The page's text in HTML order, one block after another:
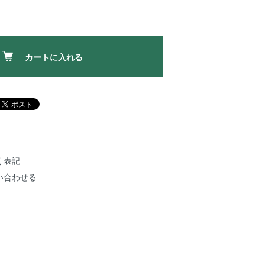
カートに入れる
表記
合わせる